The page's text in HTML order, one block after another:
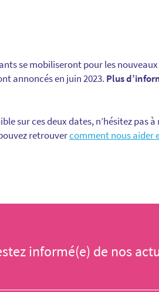
se mobiliseront pour les
annoncés en juin 2023. Plus
sur ces deux dates, n’hésitez
retrouvercomment nous aider
informé(e) de nos